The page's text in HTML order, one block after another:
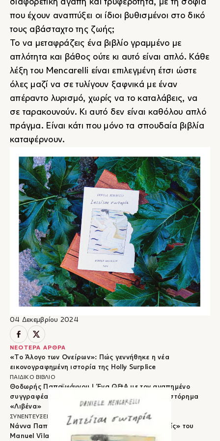
04 Δεκεμβρίου 2024
ΝΕΟΤΕΡΑ ΑΡΘΡΑ
«Το Άλογο των Ονείρων»: Πώς γεννήθηκε η νέα
εικονογραφημένη ιστορία της Holly Surplice
ΠΑΙΔΙΚΟ ΒΙΒΛΙΟ
Θοδωρής Παπαϊωάννου | Ένα Q&A με τον αγαπημένο
συγγραφέα, με αφορμή το νέο του παιδικό μυθιστόρημα
«Λιβένα»
ΣΥΝΕΝΤΕΥΞΕΙΣ
Νάννα Παπανικολάου | Μεταφράζοντας το «Εμείς» του
Manuel Vilas
διαφορετική αγάπη και τρυφερότητα, με τη σοφία
που έχουν αναπτύξει οι ίδιοι βυθισμένοι στο δικό
τους αβάσταχτο της ζωής;
Το να μεταφράζεις ένα βιβλίο γραμμένο με
απλότητα και βάθος ούτε κι αυτό είναι απλό. Κάθε
λέξη του Mencarelli είναι επιλεγμένη έτσι ώστε
όλες μαζί να σε τυλίγουν ξαφνικά με έναν
απέραντο λυρισμό, χωρίς να το καταλάβεις, να
σε ταρακουνούν. Κι αυτό δεν είναι καθόλου απλό
πράγμα. Είναι κάτι που μόνο τα σπουδαία βιβλία
καταφέρνουν.